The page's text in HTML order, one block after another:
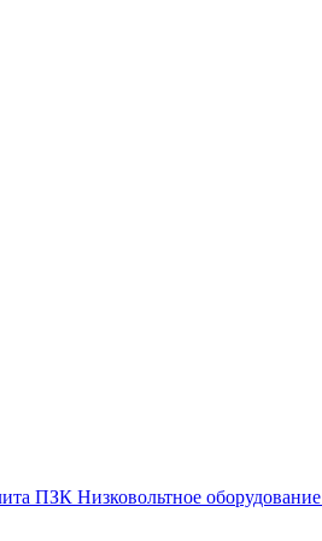
ПЗК Низковольтное оборудование